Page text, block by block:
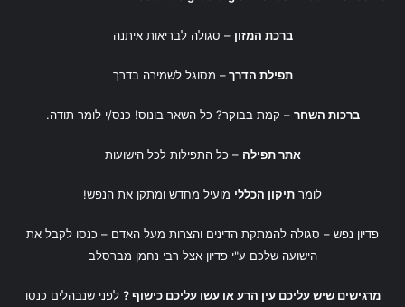
ברכת המזון – סגולה לבריאות איתנה
תפילת הדרך – מסוגל לשמירה בדרך
ברכות השחר – קמת בבוקר? כל השאר בונוס! כנס/י לומר תודה.
אתר תפילה – כל התפילות לכל הישועות
לומר תיקון הכללי מועיל מחדש ומתקן את הנפש!
פדיון נפש – סגולה להמתקת הדינים והצרות מעל האדם – כנסו לקבל את
הישועה שלכם ע"יפדיון אצל רבי נחמן מברסלב
מרגישים שיש עליכם עין הרע או עשו עליכם כישוף ? לפני שנבהלים כנסו